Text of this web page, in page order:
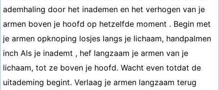
ademhaling door het inademen en het verhogen van je
armen boven je hoofd op hetzelfde moment . Begin met
je armen opknoping losjes langs je lichaam, handpalmen
inch Als je inademt , hef langzaam je armen van je
lichaam, tot ze boven je hoofd. Wacht even totdat de
uitademing begint. Verlaag je armen langzaam terug